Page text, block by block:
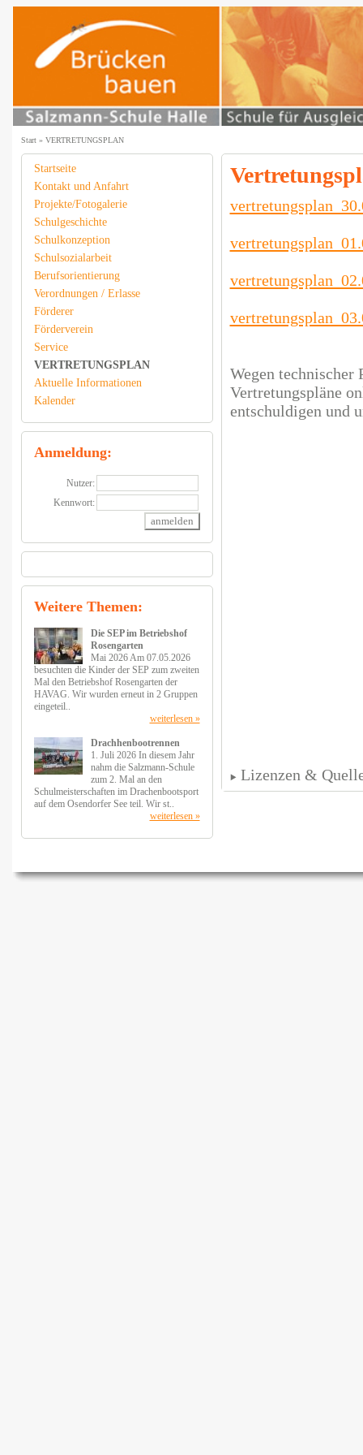
Start» VERTRETUNGSPLAN
Startseite
Kontakt und Anfahrt
Projekte/Fotogalerie
Schulgeschichte
Schulkonzeption
Schulsozialarbeit
Berufsorientierung
Verordnungen / Erlasse
Förderer
Förderverein
Service
VERTRETUNGSPLAN
Aktuelle Informationen
Kalender
Anmeldung:
Nutzer:
Kennwort:
Weitere Themen:
Die SEP im Betriebshof
Rosengarten
Mai 2026 Am 07.05.2026
besuchten die Kinder der SEP zum zweiten
Mal den Betriebshof Rosengarten der
HAVAG. Wir wurden erneut in 2 Gruppen
eingeteil..
weiterlesen »
Drachhenbootrennen
1. Juli 2026 In diesem Jahr
nahm die Salzmann-Schule
zum 2. Mal an den
Schulmeisterschaften im Drachenbootsport
auf dem Osendorfer See teil. Wir st..
weiterlesen »
Wegen technischer
Vertretungspläne
entschuldigen und
Lizenzen &